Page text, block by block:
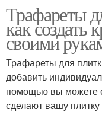
Трафареты
как создать
своими
Трафареты для
добавить
помощью вы можете
сделают вашу